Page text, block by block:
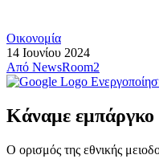
Οικονομία
14 Ιουνίου 2024
Από NewsRoom2
Κάναμε εμπάργκο
Ο ορισμός της εθνικής